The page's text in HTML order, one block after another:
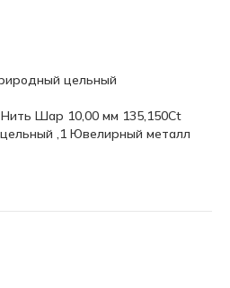
цельный
Шар 10,00 мм 135,150Ct
,1 Ювелирный металл